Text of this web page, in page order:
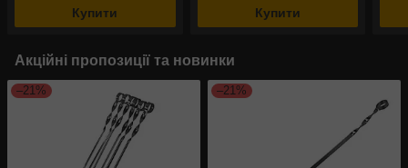
Купити Купити
Акційні пропозиції та новинки
–21% –21%